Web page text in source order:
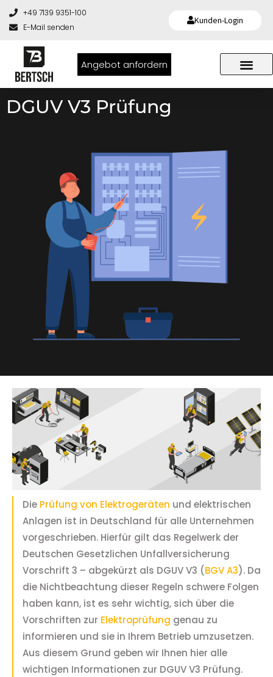
Kunden-Login
+49 7139 9351-100
E-Mail senden
Angebot anfordern
DGUV V3 Prüfung
Die Prüfung von Elektrogeräten und elektrischen
Anlagen ist in Deutschland für alle Unternehmen
vorgeschrieben. Hierfür gilt das Regelwerk der
Deutschen Gesetzlichen Unfallversicherung
Vorschrift 3 – abgekürzt als DGUV V3 (BGV A3). Da
die Nichtbeachtung dieser Regeln schwere Folgen
haben kann, ist es sehr wichtig, sich über die
Vorschriften zur Elektroprüfung genau zu
informieren und sie in Ihrem Betrieb umzusetzen.
Aus diesem Grund geben wir Ihnen hier alle
wichtigen Informationen zur DGUV V3 Prüfung.